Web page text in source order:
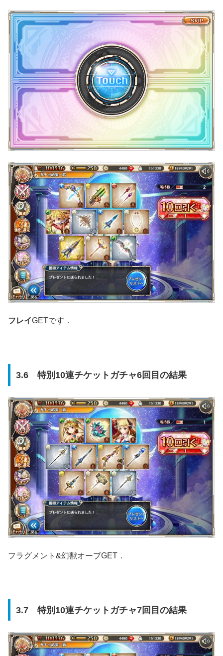
フレイGETです．
3.6 特別10連チケットガチャ6回目の結果
フラグメント&幻獣オーブGET．
3.7 特別10連チケットガチャ7回目の結果